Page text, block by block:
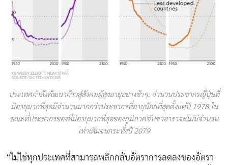
ประเทศกำลังพัฒนาก้าวสู่สังคมผู้สูงอายุอย่างช้าๆ: จำนวนประชากรญี่ปุ่นที่
มีอายุมากที่สุดมีจำนวนมากกว่าประชากรที่อายุน้อยที่สุดตั้งแต่ปี 1978 ใน
ขณะที่ประชากรของที่มีอายุมากที่สุดของภูมิภาคซับซาฮาราจะไม่มีจำนวน
เท่าเดิมจนกระทั่งปี 2079
“ไม่ใช่ทุกประเทศที่สามารถพลิกกลับอัตราการลดลงของอัตรา